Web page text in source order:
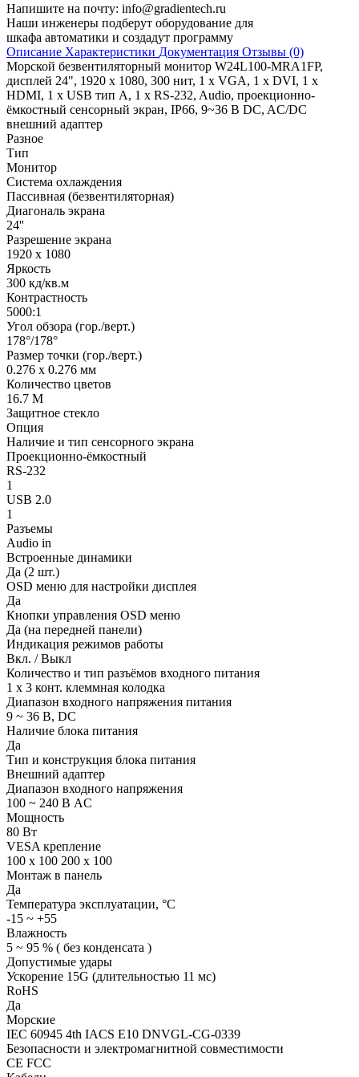
Напишите на почту: info@gradientech.ru
Наши инженеры подберут оборудование для
шкафа автоматики и создадут программу
Описание Характеристики Документация Отзывы (0)
Морской безвентиляторный монитор W24L100-MRA1FP,
дисплей 24", 1920 x 1080, 300 нит, 1 х VGA, 1 х DVI, 1 х
HDMI, 1 х USB тип A, 1 х RS-232, Audio, проекционно-
ёмкостный сенсорный экран, IP66, 9~36 В DC, AC/DC
внешний адаптер
Разное
Тип
Монитор
Система охлаждения
Пассивная (безвентиляторная)
Диагональ экрана
24''
Разрешение экрана
1920 x 1080
Яркость
300 кд/кв.м
Контрастность
5000:1
Угол обзора (гор./верт.)
178°/178°
Размер точки (гор./верт.)
0.276 x 0.276 мм
Количество цветов
16.7 M
Защитное стекло
Опция
Наличие и тип сенсорного экрана
Проекционно-ёмкостный
RS-232
1
USB 2.0
1
Разъемы
Audio in
Встроенные динамики
Да (2 шт.)
OSD меню для настройки дисплея
Да
Кнопки управления OSD меню
Да (на передней панели)
Индикация режимов работы
Вкл. / Выкл
Количество и тип разъёмов входного питания
1 x 3 конт. клеммная колодка
Диапазон входного напряжения питания
9 ~ 36 В, DC
Наличие блока питания
Да
Тип и конструкция блока питания
Внешний адаптер
Диапазон входного напряжения
100 ~ 240 В AC
Мощность
80 Вт
VESA крепление
100 x 100 200 х 100
Монтаж в панель
Да
Температура эксплуатации, °C
-15 ~ +55
Влажность
5 ~ 95 % ( без конденсата )
Допустимые удары
Ускорение 15G (длительностью 11 мс)
RoHS
Да
Морские
IEC 60945 4th IACS E10 DNVGL-CG-0339
Безопасности и электромагнитной совместимости
CE FCC